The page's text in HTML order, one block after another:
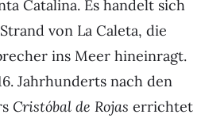
Catalina. Es handelt sich
von La Caleta, die
ins Meer hineinragt.
Jahrhunderts nach den
Cristóbal de Rojas errichtet